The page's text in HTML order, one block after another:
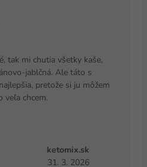
tak mi chutia všetky kaše,
jablčná. Ale táto s
pretože si ju môžem
veľa chcem.
ketomix.sk
31. 3. 2026